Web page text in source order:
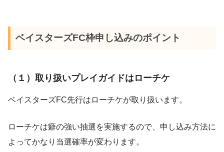
ベイスターズFC枠申し込みのポイント
（１）取り扱いプレイガイドはローチケ
ベイスターズFC先行はローチケが取り扱います。
ローチケは癖の強い抽選を実施するので、申し込み方法に
よってかなり当選確率が変わります。